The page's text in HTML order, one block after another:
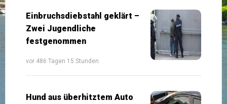
Einbruchsdiebstahl geklärt –
Zwei Jugendliche
festgenommen
vor 486 Tagen 15 Stunden
Hund aus überhitztem Auto